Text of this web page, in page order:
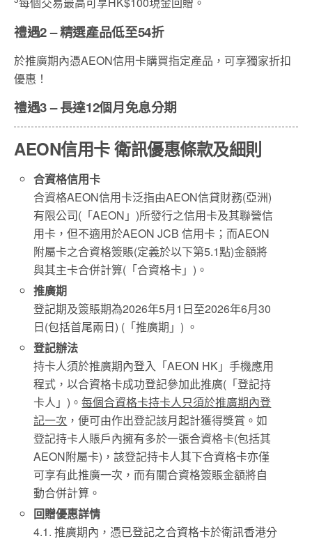
禮遇2 – 精選產品低至54折
於推廣期內憑AEON信用卡購買指定產品，可享獨家折扣
優惠！
禮遇3 – 長達12個月免息分期
AEON信用卡 衛訊優惠條款及細則
合資格信用卡
合資格AEON信用卡泛指由AEON信貸財務(亞洲)
有限公司(「AEON」)所發行之信用卡及其聯營信
用卡，但不適用於AEON JCB 信用卡；而AEON
附屬卡之合資格簽賬(定義於以下第5.1點)金額將
與其主卡合併計算(「合資格卡」)。
推廣期
登記期及簽賬期為2026年5月1日至2026年6月30
日(包括首尾兩日) (「推廣期」) 。
登記辦法
持卡人須於推廣期內登入「AEON HK」手機應用
程式，以合資格卡成功登記參加此推廣(「登記持
卡人」)。每個合資格卡持卡人只須於推廣期內登
記一次 ，便可由作出登記該月起計獲得獎賞。如
登記持卡人賬戶內擁有多於一張合資格卡(包括其
AEON附屬卡)，該登記持卡人其下合資格卡亦僅
可享有此推廣一次，而有關合資格簽賬金額將自
動合併計算。
回贈優惠詳情
4.1. 推廣期內，憑已登記之合資格卡於衛訊香港分